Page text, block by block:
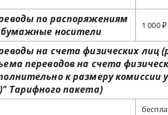
по распоряжениям
носители
1 000 ₽
на счета физических лиц
переводов на счета
к размеру комиссии
Тарифного пакета)